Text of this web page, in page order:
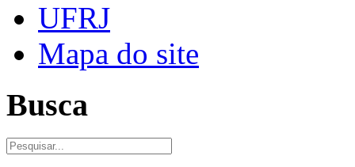
UFRJ
Mapa do site
Busca